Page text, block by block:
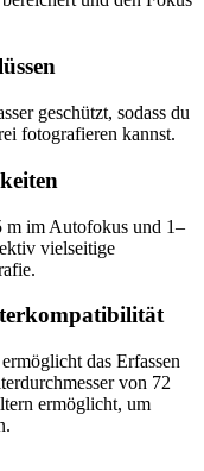
geschützt, sodass du
fotografieren kannst.
m im Autofokus und 1–
vielseitige
das Erfassen
von 72
ermöglicht, um